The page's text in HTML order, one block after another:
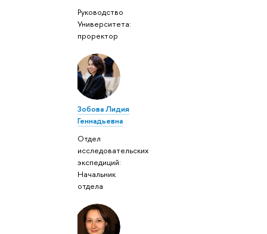
Руководство
Университета:
проректор
Зобова Лидия
Геннадьевна
Отдел
исследовательских
экспедиций:
Начальник
отдела